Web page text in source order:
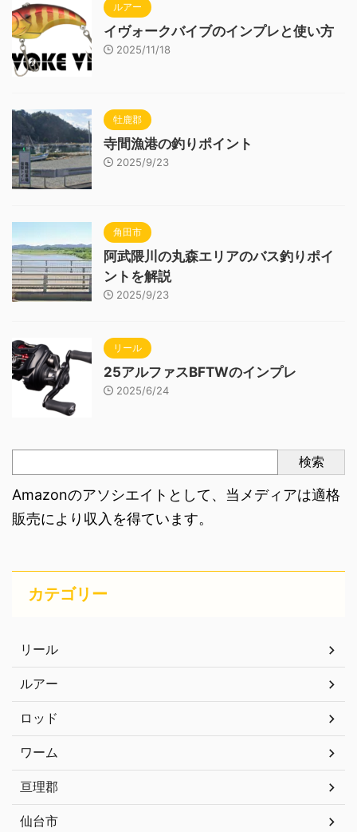
ルアー
イヴォークバイブのインプレと使い方
2025/11/18
牡鹿郡
寺間漁港の釣りポイント
2025/9/23
角田市
阿武隈川の丸森エリアのバス釣りポイ
ントを解説
2025/9/23
リール
25アルファスBFTWのインプレ
2025/6/24
検索
Amazonのアソシエイトとして、当メディアは適格
販売により収入を得ています。
カテゴリー
リール
ルアー
ロッド
ワーム
亘理郡
仙台市